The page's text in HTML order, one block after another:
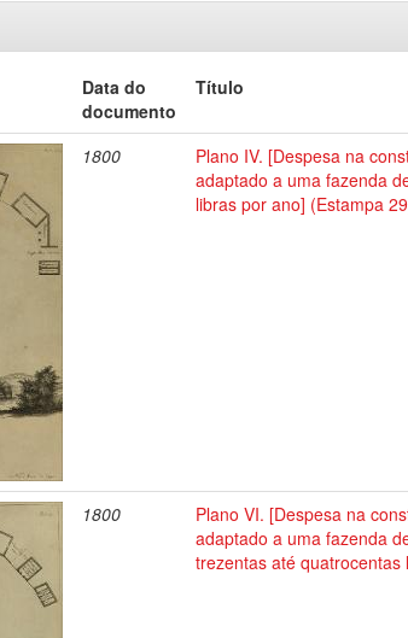
Data do
documento
Título
1800
Plano IV. [Despesa na
adaptado a uma fazenda
libras por ano] (Estampa
1800
Plano VI. [Despesa na
adaptado a uma fazenda
trezentas até